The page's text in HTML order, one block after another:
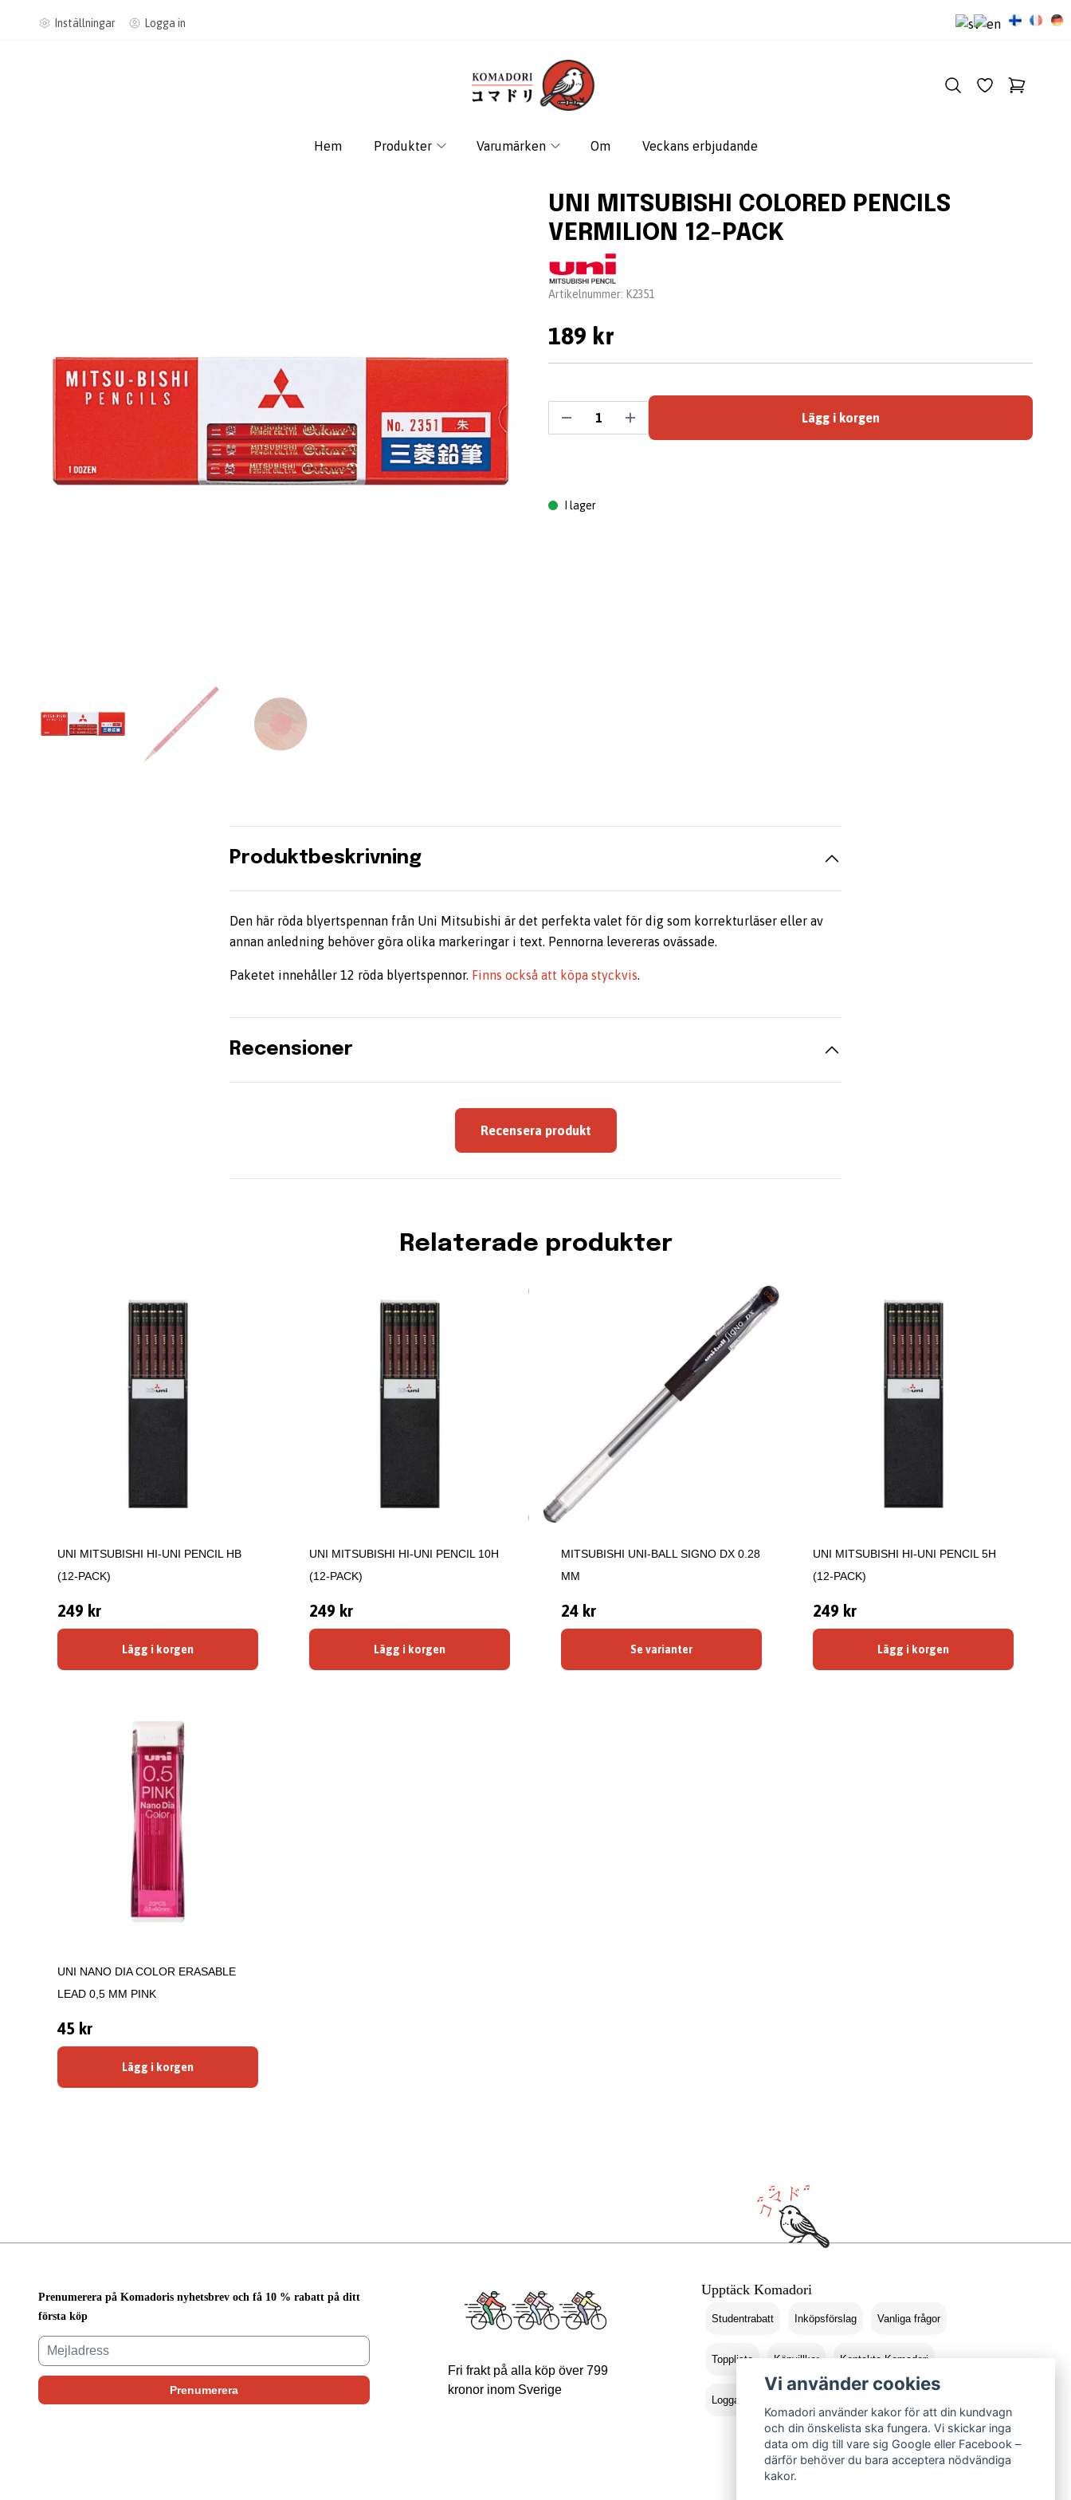
Inställningar Logga in
Hem Produkter Varumärken Om Veckans erbjudande
UNI MITSUBISHI COLORED PENCILS
VERMILION 12-PACK
Leverantör:
Artikelnummer: K2351
189 kr
Lägg i korgen
I lager
Produktbeskrivning
Den här röda blyertspennan från Uni Mitsubishi är det perfekta valet för dig som korrekturläser eller av
annan anledning behöver göra olika markeringar i text. Pennorna levereras ovässade.
Paketet innehåller 12 röda blyertspennor. Finns också att köpa styckvis.
Recensioner
Recensera produkt
Relaterade produkter
UNI MITSUBISHI HI-UNI PENCIL HB
(12-PACK)
249 kr
Lägg i korgen
UNI MITSUBISHI HI-UNI PENCIL 10H
(12-PACK)
249 kr
Lägg i korgen
MITSUBISHI UNI-BALL SIGNO DX 0.28
MM
24 kr
Se varianter
UNI MITSUBISHI HI-UNI PENCIL 5H
(12-PACK)
249 kr
Lägg i korgen
UNI NANO DIA COLOR ERASABLE
LEAD 0,5 MM PINK
45 kr
Lägg i korgen
Prenumerera på Komadoris nyhetsbrev och få 10 % rabatt på ditt
första köp
Fri frakt på alla köp över 799
kronor inom Sverige
Upptäck Komadori
Studentrabatt Inköpsförslag Vanliga frågor
Topplista Köpvillkor Kontakta Komadori
Logga in
Vi använder cookies
Komadori använder kakor för att din kundvagn
och din önskelista ska fungera. Vi skickar inga
data om dig till vare sig Google eller Facebook –
därför behöver du bara acceptera nödvändiga
kakor.